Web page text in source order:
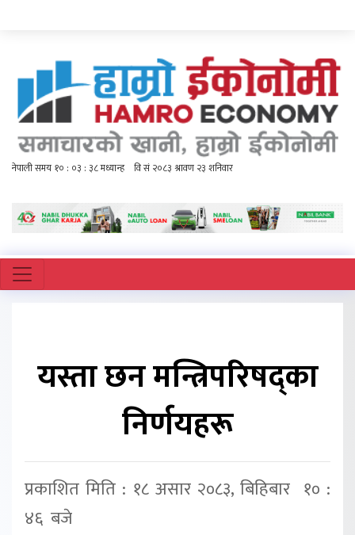
यस्ता छन मन्त्रिपरिषद्का
निर्णयहरू
प्रकाशित मिति : १८ असार २०८३, बिहिबार १० :
४६ बजे